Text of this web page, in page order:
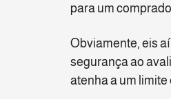
para um
Obviamente, eis
segurança ao
atenha a um